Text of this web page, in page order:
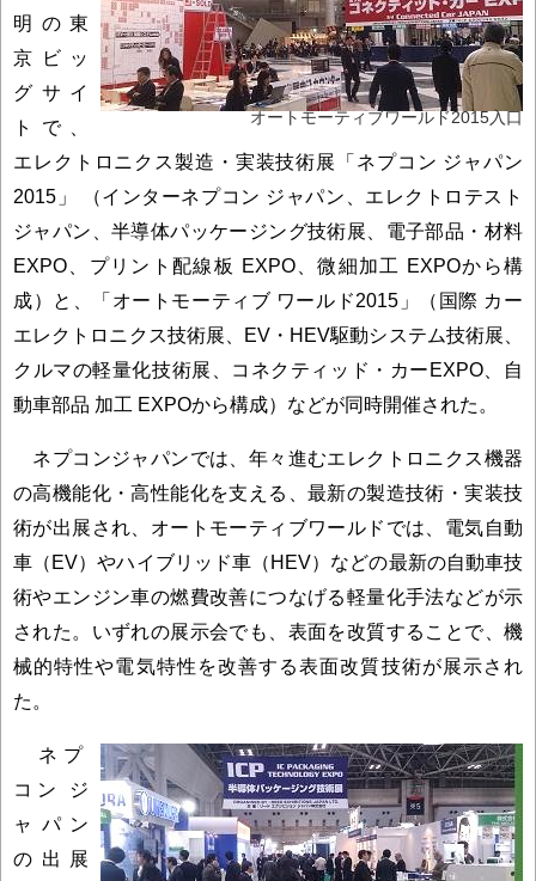
オートモーティブワールド2015入口
明の東
京ビッ
グサイ
トで、
エレクトロニクス製造・実装技術展「ネプコン ジャパン
2015」 （インターネプコン ジャパン、エレクトロテスト
ジャパン、半導体パッケージング技術展、電子部品・材料
EXPO、プリント配線板 EXPO、微細加工 EXPOから構
成）と、「オートモーティブ ワールド2015」（国際 カー
エレクトロニクス技術展、EV・HEV駆動システム技術展、
クルマの軽量化技術展、コネクティッド・カーEXPO、自
動車部品 加工 EXPOから構成）などが同時開催された。
ネプコンジャパンでは、年々進むエレクトロニクス機器
の高機能化・高性能化を支える、最新の製造技術・実装技
術が出展され、オートモーティブワールドでは、電気自動
車（EV）やハイブリッド車（HEV）などの最新の自動車技
術やエンジン車の燃費改善につなげる軽量化手法などが示
された。いずれの展示会でも、表面を改質することで、機
械的特性や電気特性を改善する表面改質技術が展示され
た。
ネプ
コン ジ
ャパン
の出展